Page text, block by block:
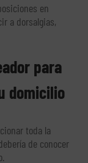
en
a dorsalgias,
para
domicilio
toda la
de conocer